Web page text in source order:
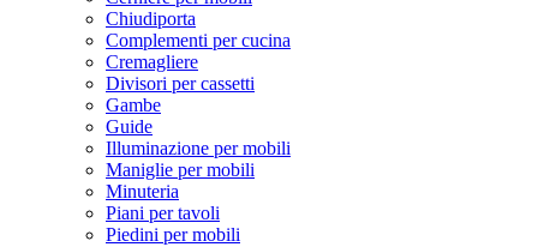
Chiudiporta
Complementi per cucina
Cremagliere
Divisori per cassetti
Gambe
Guide
Illuminazione per mobili
Maniglie per mobili
Minuteria
Piani per tavoli
Piedini per mobili